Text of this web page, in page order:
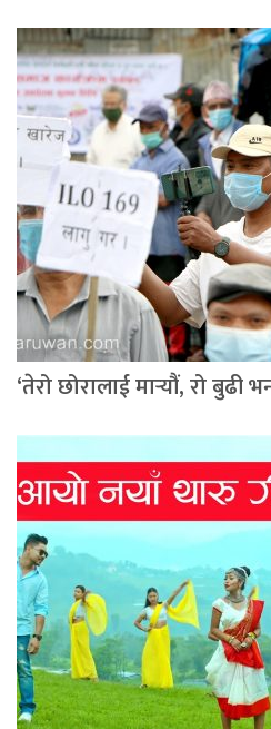
‘तेरो छोरालाई मार्‍यौं, रो बुढी